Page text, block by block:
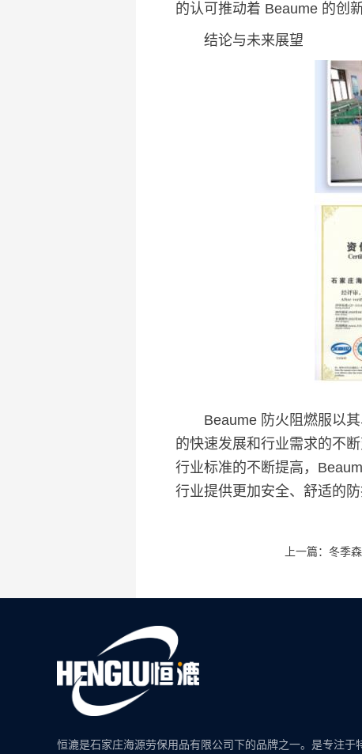
的认可推动着 Beaume 的创
结论与未来展望
Beaume 防火阻燃服以其
的快速发展和行业需求的不
行业标准的不断提高，
行业提供更加安全、舒适的
上一篇：冬季
恒漉是石家庄海源劳保用品有限公司下的品牌之一。是专注于